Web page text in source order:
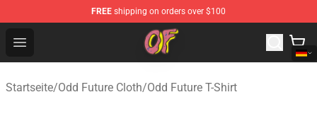
FREE shipping on orders over $100
Open menu
Odd Future Shop - Official Odd Future Merchandise Store
Startseite/Odd Future Cloth/Odd Future T-Shirt